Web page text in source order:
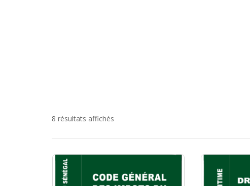
8 résultats affichés